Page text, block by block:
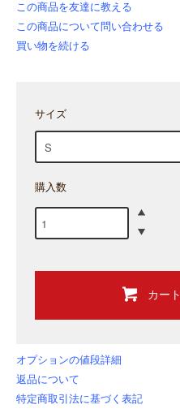
この商品を友達に教える
この商品について問い合わせる
買い物を続ける
サイズ
購入数
カー
オプションの値段詳細
返品について
特定商取引法に基づく表記